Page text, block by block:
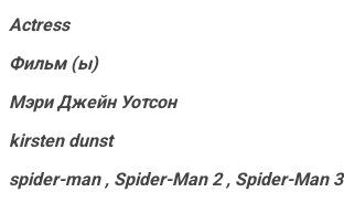
Actress
Фильм (ы)
Мэри Джейн Уотсон
kirsten dunst
spider-man , Spider-Man 2, Spider-Man 3